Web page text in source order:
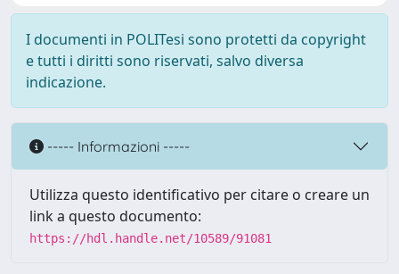
I documenti in POLITesi sono protetti da copyright
e tutti i diritti sono riservati, salvo diversa
indicazione.
----- Informazioni -----
Utilizza questo identificativo per citare o creare un
link a questo documento:
https://hdl.handle.net/10589/91081